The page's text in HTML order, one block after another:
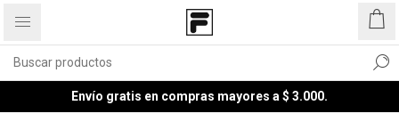
Envío gratis en compras mayores a $ 3.000.